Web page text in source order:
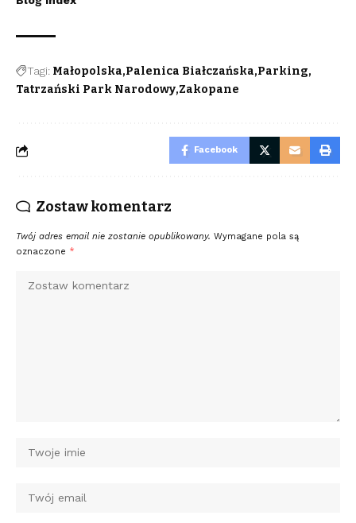
Tagi: Małopolska Palenica Białczańska Parking
Tatrzański Park Narodowy Zakopane
Facebook
Zostaw komentarz
Twój adres email nie zostanie opublikowany. Wymagane pola są
oznaczone *